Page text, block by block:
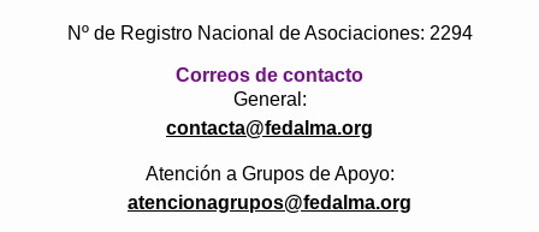
Nº de Registro Nacional de Asociaciones: 2294
Correos de contacto
General:
contacta@fedalma.org
Atención a Grupos de Apoyo:
atencionagrupos@fedalma.org